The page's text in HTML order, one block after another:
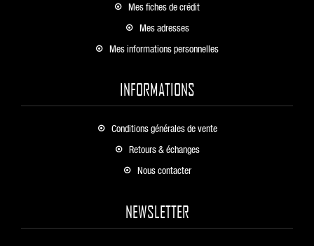
Mes fiches de crédit
Mes adresses
Mes informations personnelles
INFORMATIONS
Conditions générales de vente
Retours & échanges
Nous contacter
NEWSLETTER